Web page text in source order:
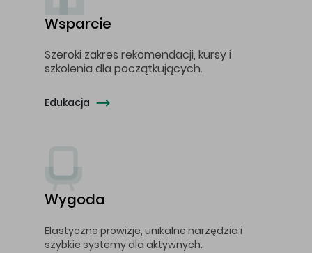
Wsparcie
Szeroki zakres rekomendacji, kursy i
szkolenia dla początkujących.
Edukacja
Wygoda
Elastyczne prowizje, unikalne narzędzia i
szybkie systemy dla aktywnych.